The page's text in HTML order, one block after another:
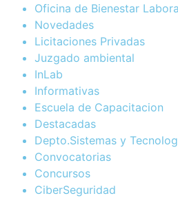
Oficina de Bienestar
Novedades
Licitaciones Privadas
Juzgado ambiental
InLab
Informativas
Escuela de Capacitacion
Destacadas
Depto.Sistemas y
Convocatorias
Concursos
CiberSeguridad